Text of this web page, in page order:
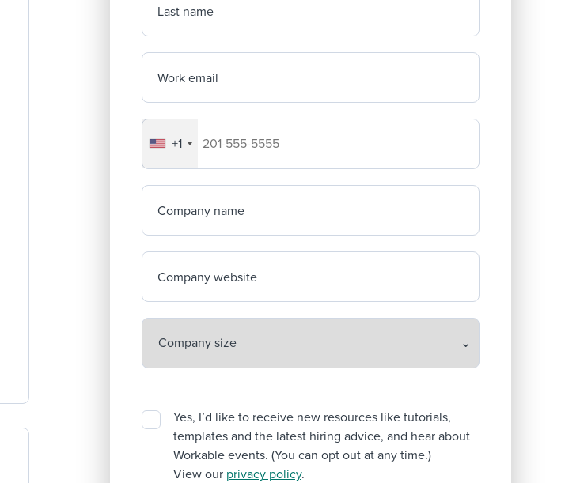
Last name
Work email
Your company's phone number
+1
Company name
Company website
Yes, I’d like to receive new resources like tutorials,
templates and the latest hiring advice, and hear about
Workable events. (You can opt out at any time.)
View our privacy policy.